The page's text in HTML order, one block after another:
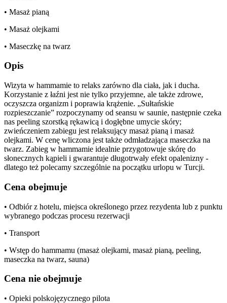
• Masaż pianą
• Masaż olejkami
• Maseczkę na twarz
Opis
Wizyta w hammamie to relaks zarówno dla ciała, jak i ducha.
Korzystanie z łaźni jest nie tylko przyjemne, ale także zdrowe,
oczyszcza organizm i poprawia krążenie. „Sułtańskie
rozpieszczanie” rozpoczynamy od seansu w saunie, następnie czeka
nas peeling szorstką rękawicą i dogłębne umycie skóry;
zwieńczeniem zabiegu jest relaksujący masaż pianą i masaż
olejkami. W cenę wliczona jest także odmładzająca maseczka na
twarz. Zabieg w hammamie idealnie przygotowuje skórę do
słonecznych kąpieli i gwarantuje długotrwały efekt opalenizny -
dlatego też polecamy szczególnie na początku urlopu w Turcji.
Cena obejmuje
• Odbiór z hotelu, miejsca określonego przez rezydenta lub z punktu
wybranego podczas procesu rezerwacji
• Transport
• Wstęp do hammamu (masaż olejkami, masaż pianą, peeling,
maseczka na twarz, sauna)
Cena nie obejmuje
• Opieki polskojęzycznego pilota